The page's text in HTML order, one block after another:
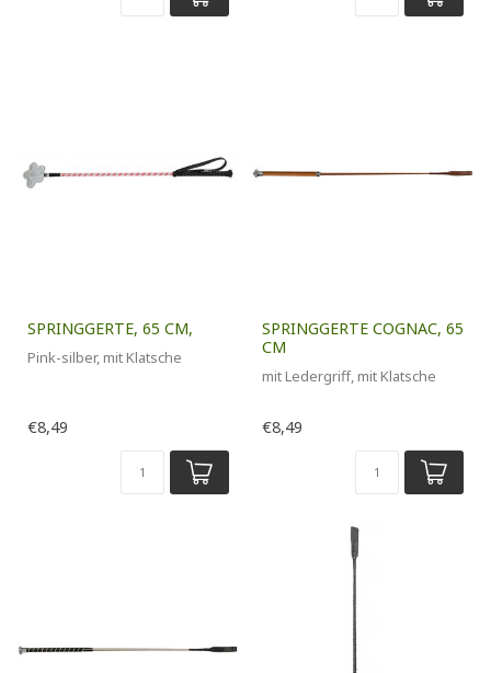
SPRINGGERTE, 65 CM,
Pink-silber, mit Klatsche
€8,49
SPRINGGERTE COGNAC, 65
CM
mit Ledergriff, mit Klatsche
€8,49